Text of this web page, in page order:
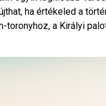
ha értékeled a
toronyhoz, a Királyi